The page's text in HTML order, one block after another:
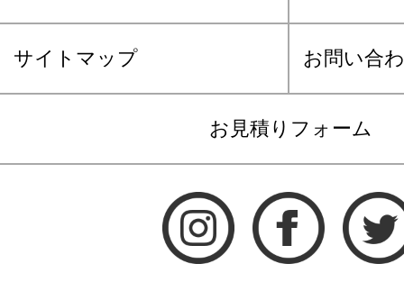
サイトマップ お問い合
お見積りフォーム